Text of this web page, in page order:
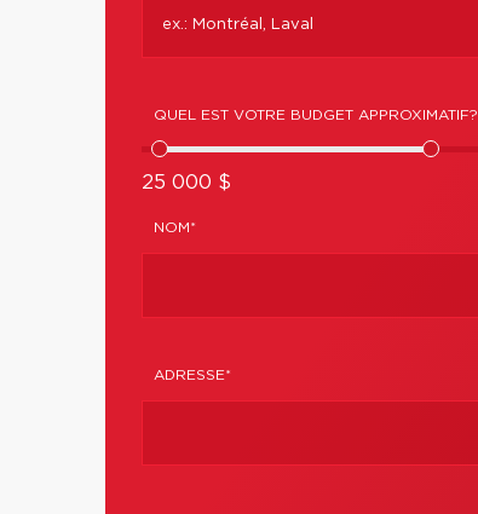
QUEL EST VOTRE BUDGET APPROXIMATIF?
25 000 $
NOM*
ADRESSE*